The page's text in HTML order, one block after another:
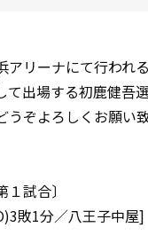
リーナにて行われ
て出場する初鹿健吾
ぞよろしくお願い
試合〕
敗1分／八王子中屋]